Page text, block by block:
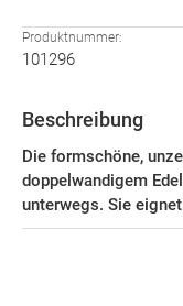
Produktnummer:
101296
Beschreibung
Die formschöne,
doppelwandigem
unterwegs. Sie